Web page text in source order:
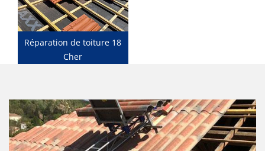
Réparation de toiture 18
Cher